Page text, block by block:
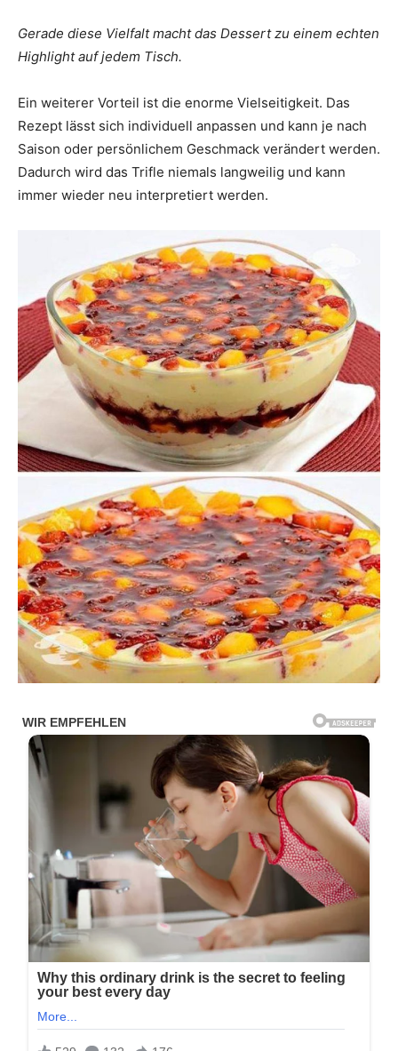
Gerade diese Vielfalt macht das Dessert zu einem echten
Highlight auf jedem Tisch.
Ein weiterer Vorteil ist die enorme Vielseitigkeit. Das
Rezept lässt sich individuell anpassen und kann je nach
Saison oder persönlichem Geschmack verändert werden.
Dadurch wird das Trifle niemals langweilig und kann
immer wieder neu interpretiert werden.